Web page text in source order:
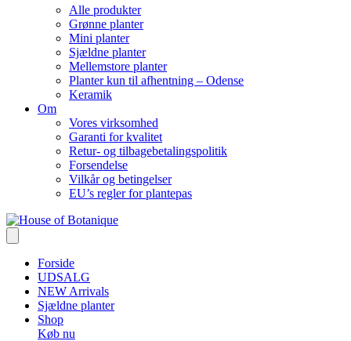
Alle produkter
Grønne planter
Mini planter
Sjældne planter
Mellemstore planter
Planter kun til afhentning – Odense
Keramik
Om
Vores virksomhed
Garanti for kvalitet
Retur- og tilbagebetalingspolitik
Forsendelse
Vilkår og betingelser
EU’s regler for plantepas
Forside
UDSALG
NEW Arrivals
Sjældne planter
Shop
Køb nu